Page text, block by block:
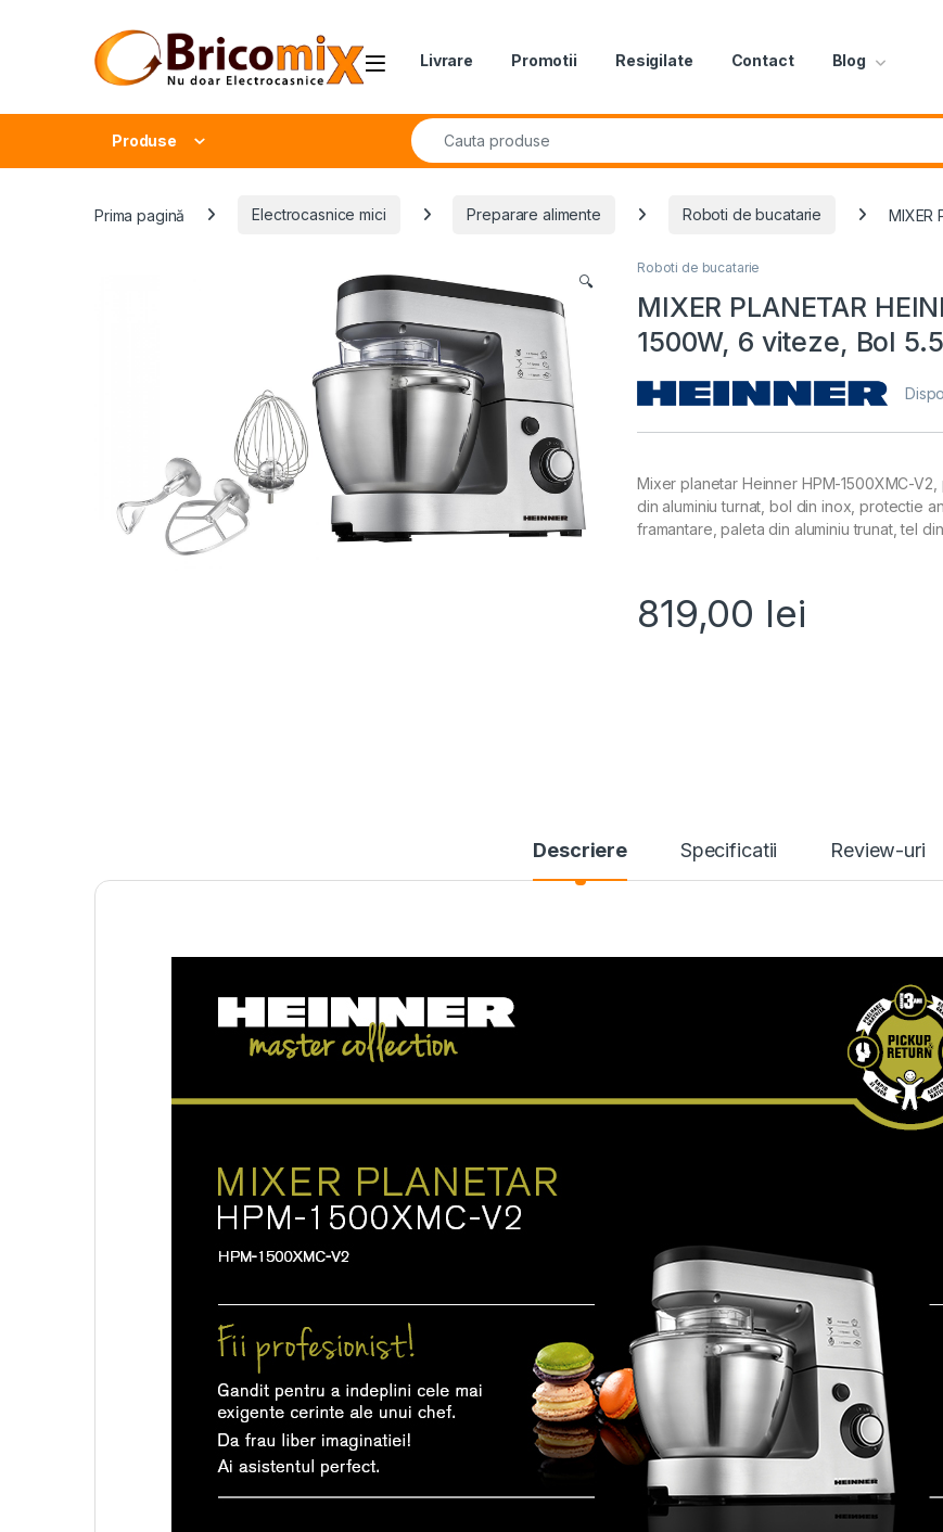
Open Livrare Promotii Resigilate Contact Blog
Produse
Search for:
Prima pagină Electrocasnice mici Preparare alimente Roboti de bucatarie MIXER
🔍
Roboti de bucatarie
MIXER PLANETAR
1500W, 6 viteze, Bol
Mixer planetar Heinner HPM-1500XMC-
din aluminiu turnat, bol din inox, protectie
framantare, paleta din aluminiu trunat, tel
819,00 lei
Descriere Specificatii Review-uri